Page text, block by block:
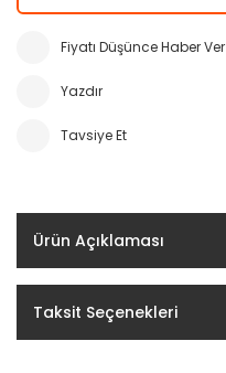
Fiyatı Düşünce Haber Ver
Yazdır
Tavsiye Et
Ürün Açıklaması
Taksit Seçenekleri